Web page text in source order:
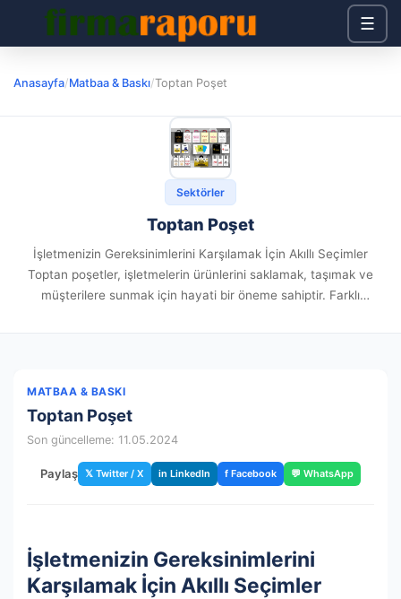
☰
Anasayfa/Matbaa & Baskı/Toptan Poşet
Sektörler
Toptan Poşet
İşletmenizin Gereksinimlerini Karşılamak İçin Akıllı Seçimler
Toptan poşetler, işletmelerin ürünlerini saklamak, taşımak ve
müşterilere sunmak için hayati bir öneme sahiptir. Farklı
MATBAA & BASKI
Toptan Poşet
Son güncelleme: 11.05.2024
Paylaş 𝕏 Twitter / X in LinkedIn f Facebook 💬 WhatsApp
İşletmenizin Gereksinimlerini
Karşılamak İçin Akıllı Seçimler